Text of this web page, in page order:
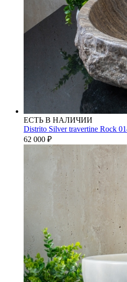
ЕСТЬ В НАЛИЧИИ
Distrito Silver travertine Rock
62 000 ₽